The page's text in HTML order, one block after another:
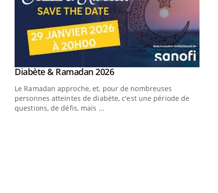
Youtube
Diabète & Ramadan 2026Youtube
Le Ramadan approche, et, pour de nombreuses
personnes atteintes de diabète, c'est une période de
questions, de défis, mais ...
Youtube
Un « jumeau numérique » pour faciliter l’accès
Un établissement lié à un groupe mutualiste innove en
matière de bilan de santé : l'utilisation d'un « jumeau